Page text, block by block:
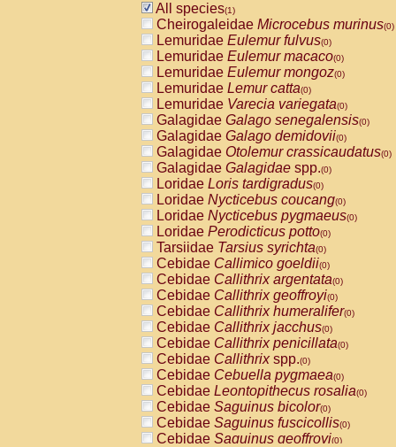
All species(1)
Cheirogaleidae Microcebus murinus(0)
Lemuridae Eulemur fulvus(0)
Lemuridae Eulemur macaco(0)
Lemuridae Eulemur mongoz(0)
Lemuridae Lemur catta(0)
Lemuridae Varecia variegata(0)
Galagidae Galago senegalensis(0)
Galagidae Galago demidovii(0)
Galagidae Otolemur crassicaudatus(0)
Galagidae Galagidae spp.(0)
Loridae Loris tardigradus(0)
Loridae Nycticebus coucang(0)
Loridae Nycticebus pygmaeus(0)
Loridae Perodicticus potto(0)
Tarsiidae Tarsius syrichta(0)
Cebidae Callimico goeldii(0)
Cebidae Callithrix argentata(0)
Cebidae Callithrix geoffroyi(0)
Cebidae Callithrix humeralifer(0)
Cebidae Callithrix jacchus(0)
Cebidae Callithrix penicillata(0)
Cebidae Callithrixspp.(0)
Cebidae Cebuella pygmaea(0)
Cebidae Leontopithecus rosalia(0)
Cebidae Saguinus bicolor(0)
Cebidae Saguinus fuscicollis(0)
Cebidae Saguinus geoffroyi(0)